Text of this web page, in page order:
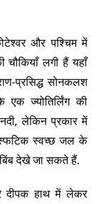
और पश्चिम में
लगी हैं यहाँ
प्रसिद्ध सोनकलश
ज्योतिर्लिंग की
लेकिन प्रकार में
स्फटिक स्वच्छ जल के
देखे जा सकते हैं.
दीपक हाथ में लेकर